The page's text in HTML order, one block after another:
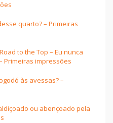
quarto? – Primeiras
to the Top – Eu nunca
Primeiras impressões
às avessas? –
ou abençoado pela